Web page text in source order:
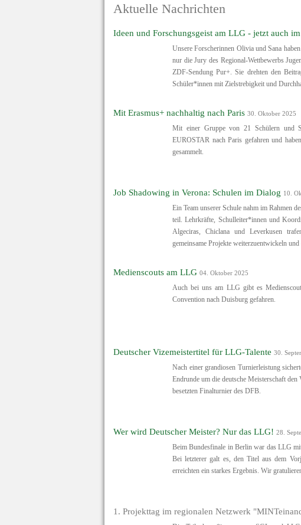
Aktuelle Nachrichten
Ideen und Forschungsgeist am LLG - jetzt auch
Unsere Forscherinnen Olivia und Sana
nur die Jury des Regional-Wettbewerbs
ZDF-Sendung Pur+. Sie drehten den
Schüler*innen mit Zielstrebigkeit und
Mit Erasmus+ nachhaltig nach Paris 30. Oktober 2025
Mit einer Gruppe von 21 Schülern und
EUROSTAR nach Paris gefahren und
gesammelt.
Job Shadowing in Verona: Schulen im Dialog 10.
Ein Team unserer Schule nahm im Rahmen
teil. Lehrkräfte, Schulleiter*innen und
Algeciras, Chiclana und Leverkusen
gemeinsame Projekte weiterzuentwickeln
Medienscouts am LLG 04. Oktober 2025
Auch bei uns am LLG gibt es
Convention nach Duisburg gefahren.
Deutscher Vizemeistertitel für LLG-Talente 30.
Nach einer grandiosen Turnierleistung
Endrunde um die deutsche Meisterschaft
besetzten Finalturnier des DFB.
Wer wird Deutscher Meister? Nur das LLG! 28.
Beim Bundesfinale in Berlin war das LLG
Bei letzterer galt es, den Titel aus dem
erreichten ein starkes Ergebnis. Wir
1. Projekttag im regionalen Netzwerk